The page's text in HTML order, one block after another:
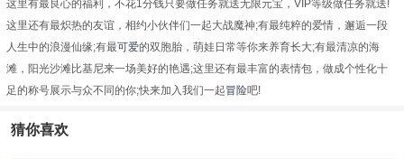
这里有最良心的福利，不花1分钱只要做任务就送无限元宝，VIP等级做任务就送!
这里还有最炽热的友谊，相约小伙伴们一起大战魔神;有最纯粹的爱情，邂逅一段
人生中的浪漫仙缘;有最可爱的双胞胎，萌娃日常等你来养育长大;有最清凉的海
滩，阳光沙滩比基尼来一场美好的艳遇;这里还有最丰富的表情包，做成个性化十
足的称号展示与众不同的你;快来加入我们一起冒险吧!
猜你喜欢